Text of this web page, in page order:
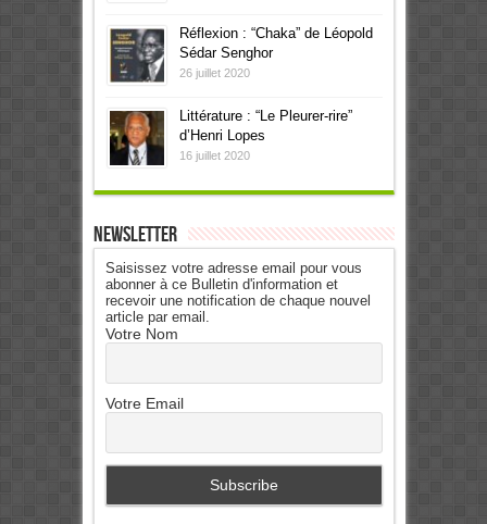
Réflexion : “Chaka” de Léopold
Sédar Senghor
26 juillet 2020
Littérature : “Le Pleurer-rire”
d’Henri Lopes
16 juillet 2020
Newsletter
Saisissez votre adresse email pour vous
abonner à ce Bulletin d'information et
recevoir une notification de chaque nouvel
article par email.
Votre Nom
Votre Email